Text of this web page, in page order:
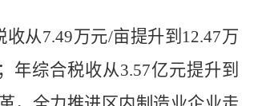
收从7.49万元/亩提升到 12.47万
年综合税收从3.57亿元提升到